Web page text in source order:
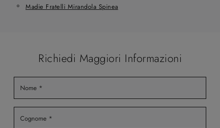
Madie Fratelli Mirandola Spinea
Richiedi Maggiori Informazioni